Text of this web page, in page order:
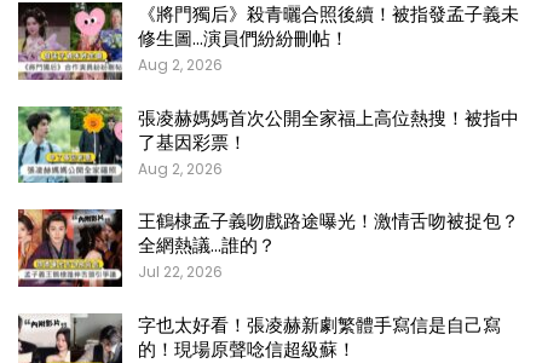
《將門獨后》殺青曬合照後續！被指發孟子義未
修生圖…演員們紛紛刪帖！
Aug 2, 2026
張凌赫媽媽首次公開全家福上高位熱搜！被指中
了基因彩票！
Aug 2, 2026
王鶴棣孟子義吻戲路途曝光！激情舌吻被捉包？
全網熱議…誰的？
Jul 22, 2026
字也太好看！張凌赫新劇繁體手寫信是自己寫
的！現場原聲唸信超級蘇！